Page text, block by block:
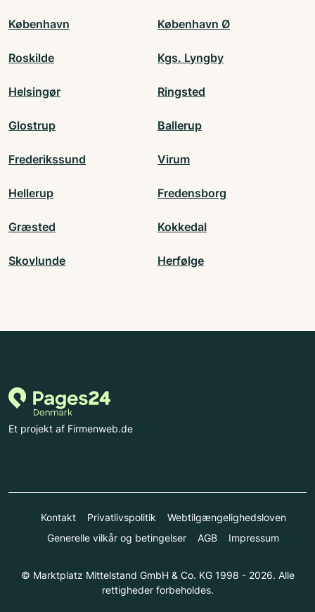
København København Ø
Roskilde Kgs. Lyngby
Helsingør Ringsted
Glostrup Ballerup
Frederikssund Virum
Hellerup Fredensborg
Græsted Kokkedal
Skovlunde Herfølge
Et projekt af Firmenweb.de
Kontakt Privatlivspolitik
Webtilgængelighedsloven
Generelle vilkår og betingelser
AGB Impressum
© Marktplatz Mittelstand GmbH & Co. KG 1998 - 2026. Alle
rettigheder forbeholdes.